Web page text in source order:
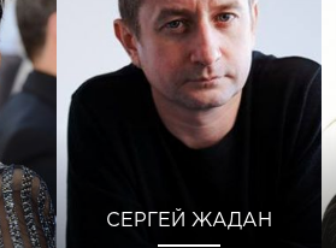
СЕРГЕЙ ЖАДАН